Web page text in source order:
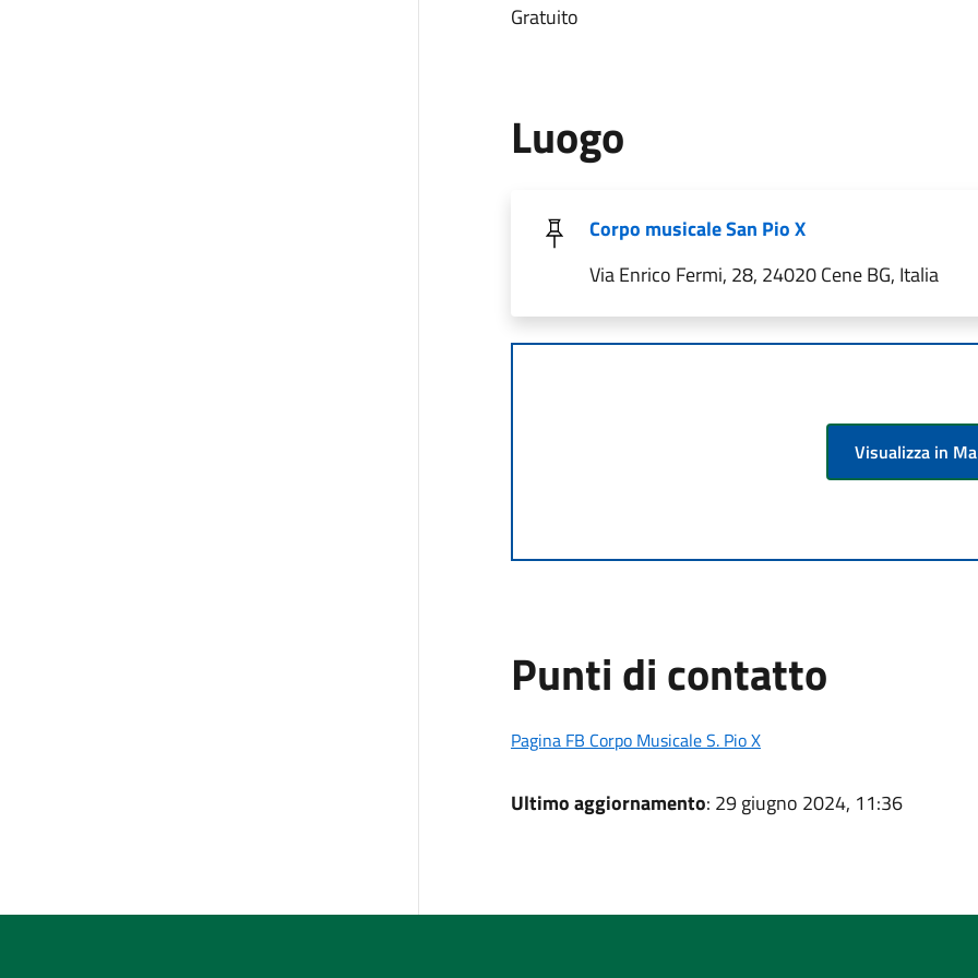
Gratuito
Luogo
Corpo musicale San Pio X
Via Enrico Fermi, 28, 24020 Cene BG, Italia
Visualizza in
Punti di contatto
Pagina FB Corpo Musicale S. Pio X
Ultimo aggiornamento: 29 giugno 2024, 11:36